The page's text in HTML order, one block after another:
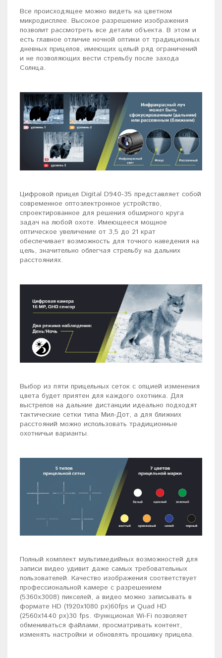
Все происходящее можно видеть на цветном
микродисплее. Высокое разрешение изображения
позволит рассмотреть все детали объекта. В этом и
есть главное отличие ночной оптики от традиционных
дневных прицелов, имеющих целый ряд ограничений
и не позволяющих вести стрельбу после захода
Солнца.
Цифровой прицел Digital D940-35 представляет собой
современное оптоэлектронное устройство,
спроектированное для решения обширного круга
задач на любой охоте. Имеющееся мощное
оптическое увеличение от 3,5 до 21 крат
обеспечивает возможность для точного наведения на
цель, значительно облегчая стрельбу на дальних
расстояниях.
Выбор из пяти прицельных сеток с опцией изменения
цвета будет приятен для каждого охотника. Для
выстрелов на дальние дистанции идеально подходят
тактические сетки типа Мил-Дот, а для ближних
расстояний можно использовать традиционные
охотничьи варианты.
Полный комплект мультимедийных возможностей для
записи видео удивит даже самых требовательных
пользователей. Качество изображения соответствует
профессиональной камере с разрешением
(5360х3008) пикселей, а видео можно записывать в
формате HD (1920х1080 px)60fps и Quad HD
(2560x1440 px)30 fps. Функционал Wi-Fi позволяет
обмениваться файлами, просматривать контент,
изменять настройки и обновлять прошивку прицела.